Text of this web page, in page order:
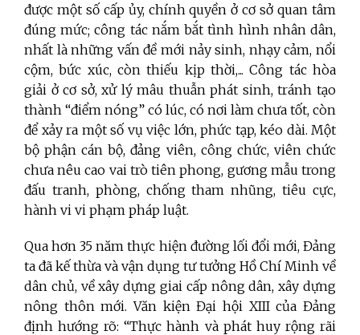
được một số cấp ủy, chính quyền ở cơ sở quan tâm
đúng mức; công tác nắm bắt tình hình nhân dân,
nhất là những vấn đề mới nảy sinh, nhạy cảm, nổi
cộm, bức xúc, còn thiếu kịp thời,... Công tác hòa
giải ở cơ sở, xử lý mâu thuẫn phát sinh, tránh tạo
thành “điểm nóng” có lúc, có nơi làm chưa tốt, còn
để xảy ra một số vụ việc lớn, phức tạp, kéo dài. Một
bộ phận cán bộ, đảng viên, công chức, viên chức
chưa nêu cao vai trò tiên phong, gương mẫu trong
đấu tranh, phòng, chống tham nhũng, tiêu cực,
hành vi vi phạm pháp luật.
Qua hơn 35 năm thực hiện đường lối đổi mới, Đảng
ta đã kế thừa và vận dụng tư tưởng Hồ Chí Minh về
dân chủ, về xây dựng giai cấp nông dân, xây dựng
nông thôn mới. Văn kiện Đại hội XIII của Đảng
định hướng rõ: “Thực hành và phát huy rộng rãi